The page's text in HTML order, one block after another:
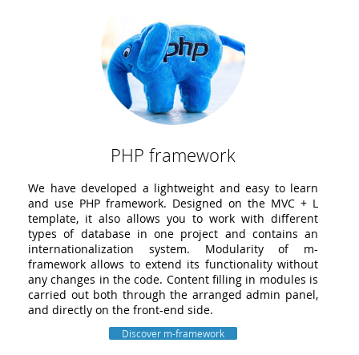
PHP framework
We have developed a lightweight and easy to learn
and use PHP framework. Designed on the MVC + L
template, it also allows you to work with different
types of database in one project and contains an
internationalization system. Modularity of m-
framework allows to extend its functionality without
any changes in the code. Content filling in modules is
carried out both through the arranged admin panel,
and directly on the front-end side.
Discover m-framework